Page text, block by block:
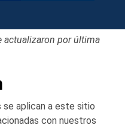
actualizaron por última
se aplican a este sitio
con nuestros